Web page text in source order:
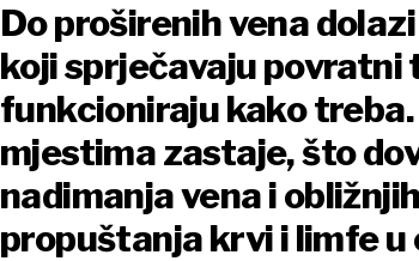
Do proširenih vena
koji sprječavaju povratni
funkcioniraju kako
mjestima zastaje, što
nadimanja vena i
propuštanja krvi i limfe u